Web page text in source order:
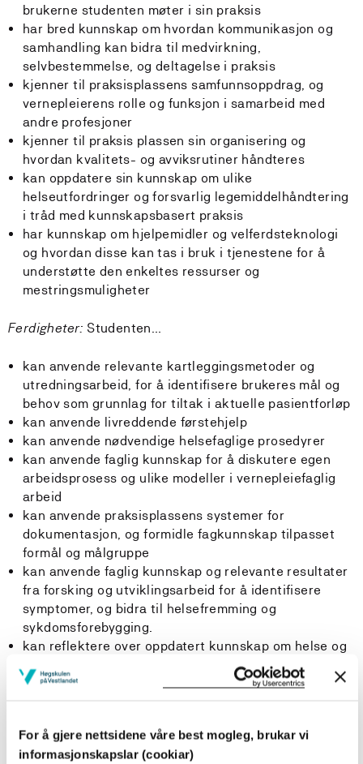
For å gjere nettsidene våre best mogleg, brukar vi
informasjonskapslar (cookiar)
brukerne studenten møter i sin praksis
har bred kunnskap om hvordan kommunikasjon og
samhandling kan bidra til medvirkning,
selvbestemmelse, og deltagelse i praksis
kjenner til praksisplassens samfunnsoppdrag, og
vernepleierens rolle og funksjon i samarbeid med
andre profesjoner
kjenner til praksis plassen sin organisering og
hvordan kvalitets- og avviksrutiner håndteres
kan oppdatere sin kunnskap om ulike
helseutfordringer og forsvarlig legemiddelhåndtering
i tråd med kunnskapsbasert praksis
har kunnskap om hjelpemidler og velferdsteknologi
og hvordan disse kan tas i bruk i tjenestene for å
understøtte den enkeltes ressurser og
mestringsmuligheter
Ferdigheter: Studenten…
kan anvende relevante kartleggingsmetoder og
utredningsarbeid, for å identifisere brukeres mål og
behov som grunnlag for tiltak i aktuelle pasientforløp
kan anvende livreddende førstehjelp
kan anvende nødvendige helsefaglige prosedyrer
kan anvende faglig kunnskap for å diskutere egen
arbeidsprosess og ulike modeller i vernepleiefaglig
arbeid
kan anvende praksisplassens systemer for
dokumentasjon, og formidle fagkunnskap tilpasset
formål og målgruppe
kan anvende faglig kunnskap og relevante resultater
fra forsking og utviklingsarbeid for å identifisere
symptomer, og bidra til helsefremming og
sykdomsforebygging.
kan reflektere over oppdatert kunnskap om helse og
velferdssystemet, lover, regelverk og veiledere i sin
tjenesteutøvelse for å sikre likeverdige og faglig
denne under veiledning
kan reflektere over egen kompetanse og innhente